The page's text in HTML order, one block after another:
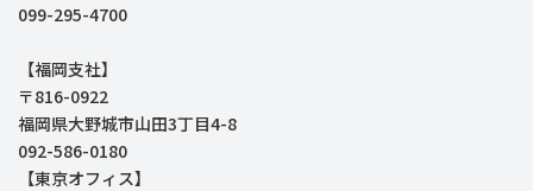
099-295-4700
【福岡支社】
〒816-0922
福岡県大野城市山田3丁目4-8
092-586-0180
【東京オフィス】